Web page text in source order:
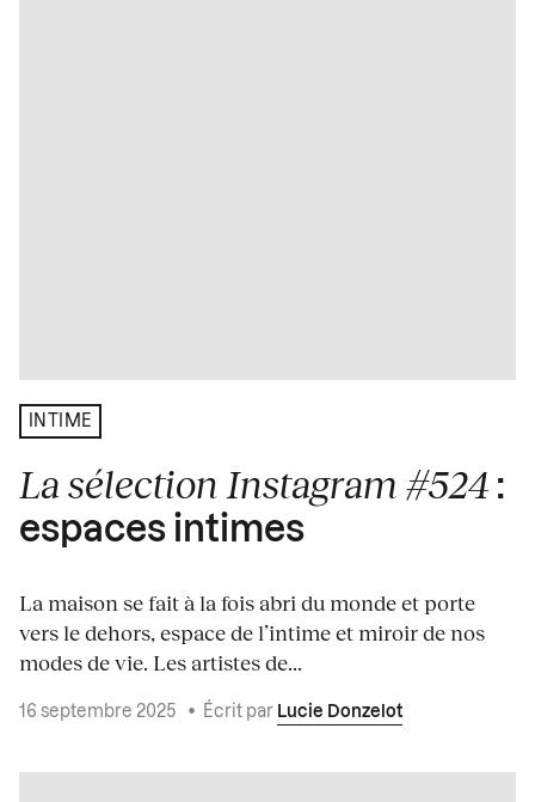
INTIME
La sélection Instagram #524 :
espaces intimes
La maison se fait à la fois abri du monde et porte
vers le dehors, espace de l’intime et miroir de nos
modes de vie. Les artistes de...
16 septembre 2025 • Écrit par Lucie Donzelot